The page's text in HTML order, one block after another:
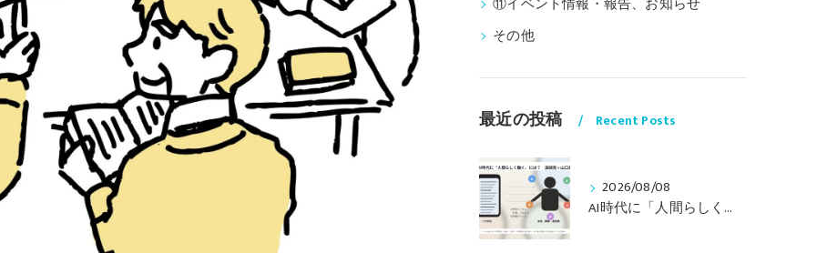
⑪イベント情報・報告、お知らせ
その他
最近の投稿 Recent Posts
2026/08/08
AI時代に「人間らしく働く」には？ 〜山口周さんの対談動画・文字起こし（その２）〜